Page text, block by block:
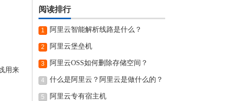
用来
阅读排行
1 阿里云智能解析线路是什么？
2 阿里云堡垒机
3 阿里云OSS如何删除存储空间？
4 什么是阿里云？阿里云是做什么的？
5 阿里云专有宿主机